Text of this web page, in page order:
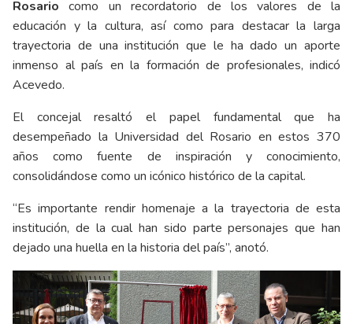
Rosariocomo un recordatorio de los valores de la
educación y la cultura, así como para destacar la larga
trayectoria de una institución que le ha dado un aporte
inmenso al país en la formación de profesionales, indicó
Acevedo.
El concejal resaltó el papel fundamental que ha
desempeñado la Universidad del Rosario en estos 370
años como fuente de inspiración y conocimiento,
consolidándose como un icónico histórico de la capital.
“Es importante rendir homenaje a la trayectoria de esta
institución, de la cual han sido parte personajes que han
dejado una huella en la historia del país”, anotó.